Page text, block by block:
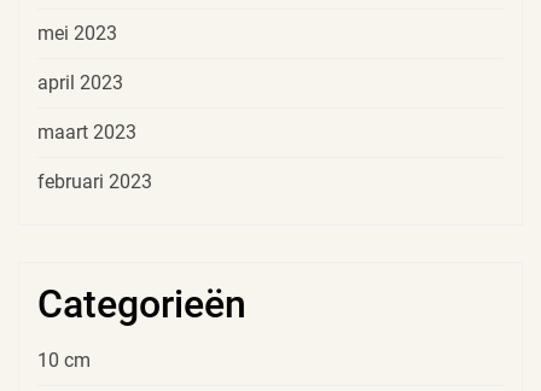
mei 2023
april 2023
maart 2023
februari 2023
Categorieën
10 cm